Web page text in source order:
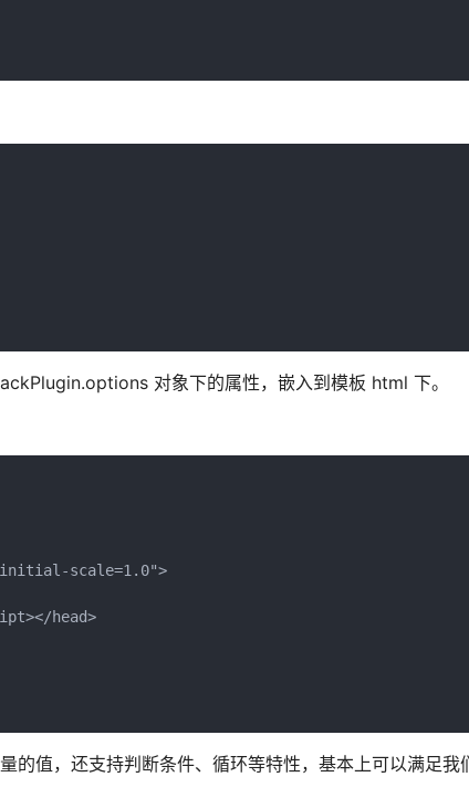
对象下的属性，嵌入到模板 html 下。
scale=1.0">
head>
值，还支持判断条件、循环等特性，基本上可以满足我